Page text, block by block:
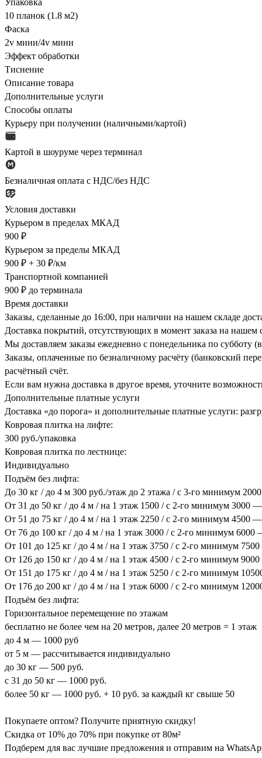
Упаковка
10 планок (1.8 м2)
Фаска
2v мини/4v мини
Эффект обработки
Тиснение
Описание товара
Дополнительные услуги
Способы оплаты
Курьеру при получении (наличными/картой)
Картой в шоуруме через терминал
Безналичная оплата с НДС/без НДС
Условия доставки
Курьером в пределах МКАД
900 ₽
Курьером за пределы МКАД
900 ₽ + 30 ₽/км
Транспортной компанией
900 ₽ до терминала
Время доставки
Заказы, сделанные до 16:00, при наличии на нашем складе
Доставка покрытий, отсутствующих в момент заказа на
Мы доставляем заказы ежедневно с понедельника по субботу
Заказы, оплаченные по безналичному расчёту (банковский
расчётный счёт.
Если вам нужна доставка в другое время, уточните
Дополнительные платные услуги
Доставка «до порога» и дополнительные платные услуги:
Ковровая плитка на лифте:
300 руб./упаковка
Ковровая плитка по лестнице:
Индивидуально
Подъём без лифта:
До 30 кг / до 4 м 300 руб./этаж до 2 этажа / с 3-го минимум
От 31 до 50 кг / до 4 м / на 1 этаж 1500 / с 2-го минимум 3000
От 51 до 75 кг / до 4 м / на 1 этаж 2250 / с 2-го минимум 4500
От 76 до 100 кг / до 4 м / на 1 этаж 3000 / с 2-го минимум 6000
От 101 до 125 кг / до 4 м / на 1 этаж 3750 / с 2-го минимум
От 126 до 150 кг / до 4 м / на 1 этаж 4500 / с 2-го минимум
От 151 до 175 кг / до 4 м / на 1 этаж 5250 / с 2-го минимум
От 176 до 200 кг / до 4 м / на 1 этаж 6000 / с 2-го минимум
Подъём без лифта:
Горизонтальное перемещение по этажам
бесплатно не более чем на 20 метров, далее 20 метров = 1 этаж
до 4 м — 1000 руб
от 5 м — рассчитывается индивидуально
до 30 кг — 500 руб.
с 31 до 50 кг — 1000 руб.
более 50 кг — 1000 руб. + 10 руб. за каждый кг свыше 50
Покупаете оптом? Получите приятную скидку!
Скидка от 10% до 70% при покупке от 80м²
Подберем для вас лучшие предложения и отправим на